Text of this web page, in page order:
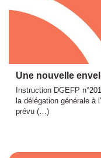
Une nouvelle
Instruction DGEFP
la délégation générale à
prévu (…)